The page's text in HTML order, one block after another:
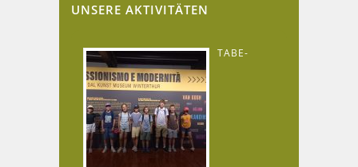
UNSERE AKTIVITÄTEN
TABE-